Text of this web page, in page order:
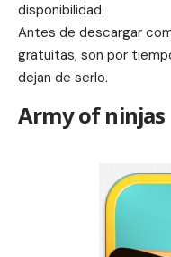
disponibilidad.
Antes de descargar
gratuitas, son por
dejan de serlo.
Army of ninjas